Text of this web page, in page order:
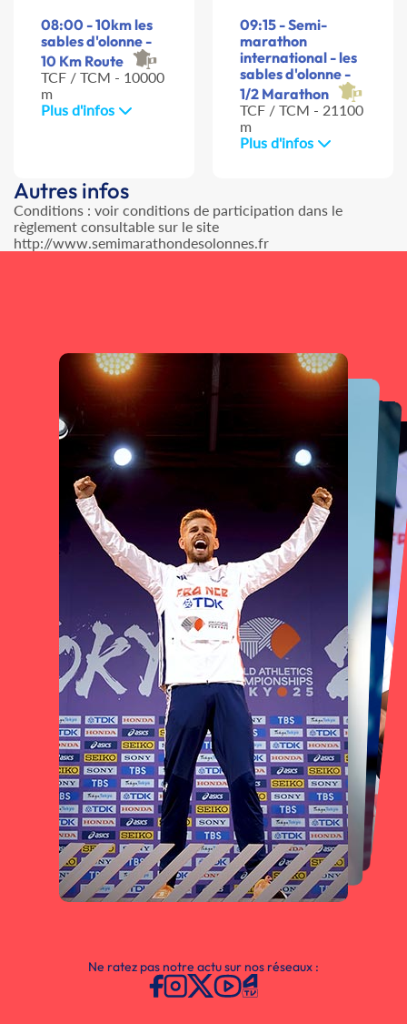
08:00 - 10km les
sables d'olonne -
10 Km Route
TCF / TCM - 10000
m
Plus d'infos
09:15 - Semi-
marathon
international - les
sables d'olonne -
1/2 Marathon
TCF / TCM - 21100
m
Plus d'infos
Autres infos
Conditions : voir conditions de participation dans le
règlement consultable sur le site
http://www.semimarathondesolonnes.fr
Ne ratez pas notre actu sur nos réseaux :